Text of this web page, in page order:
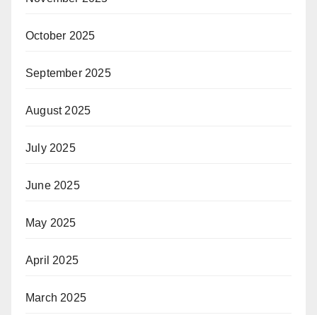
October 2025
September 2025
August 2025
July 2025
June 2025
May 2025
April 2025
March 2025